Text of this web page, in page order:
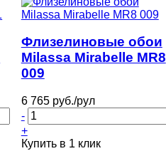
Флизелиновые обои
Milassa Mirabelle MR8
009
6 765 руб./рул
-
+
Купить в 1 клик